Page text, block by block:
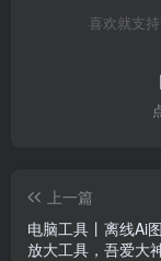
喜欢就支
上一篇
电脑工具丨离线Ai
放大工具，吾爱大